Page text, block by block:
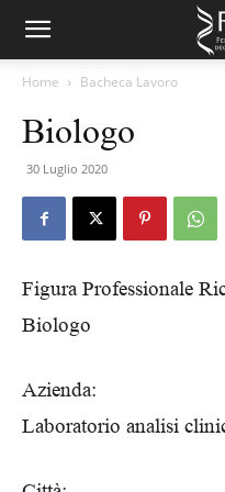
Home Bacheca Lavoro
Biologo
30 Luglio 2020
Figura Professionale
Biologo
Azienda:
Laboratorio analisi